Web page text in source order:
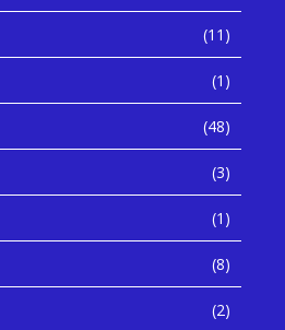
(11)
(1)
(48)
(3)
(1)
(8)
(2)